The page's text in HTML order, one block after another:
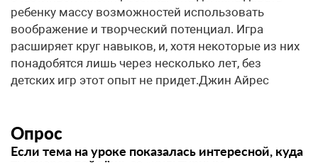
ребенку массу возможностей использовать
воображение и творческий потенциал. Игра
расширяет круг навыков, и, хотя некоторые из них
понадобятся лишь через несколько лет, без
детских игр этот опыт не придет.Джин Айрес
Опрос
Если тема на уроке показалась интересной, куда